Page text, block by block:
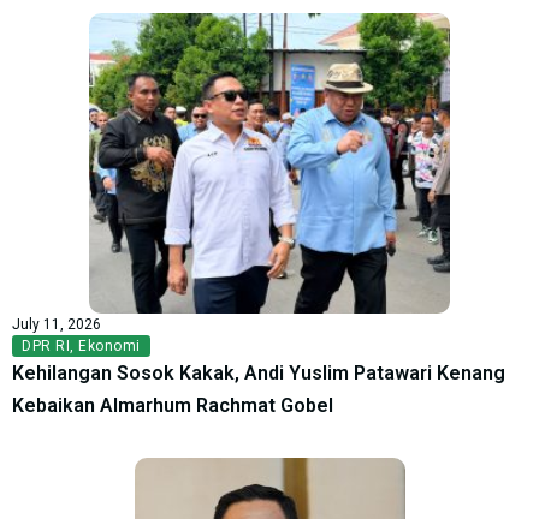
July 11, 2026
DPR RI , Ekonomi
Kehilangan Sosok Kakak, Andi Yuslim Patawari Kenang
Kebaikan Almarhum Rachmat Gobel